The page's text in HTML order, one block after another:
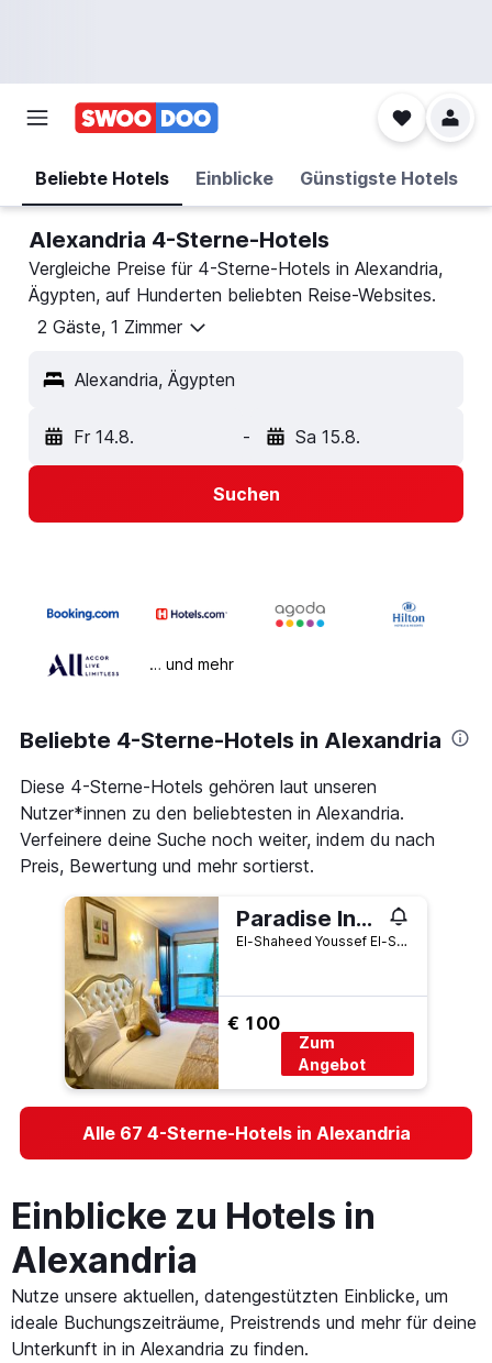
Beliebte Hotels Einblicke Günstigste Hotels
Alexandria 4-Sterne-Hotels
Vergleiche Preise für 4-Sterne-Hotels in Alexandria,
Ägypten, auf Hunderten beliebten Reise-Websites.
2 Gäste, 1 Zimmer
Alexandria, Ägypten
Fr 14.8. - Sa 15.8.
Suchen
… und mehr
Beliebte 4-Sterne-Hotels in Alexandria
Diese 4-Sterne-Hotels gehören laut unseren
Nutzer*innen zu den beliebtesten in Alexandria.
Verfeinere deine Suche noch weiter, indem du nach
Preis, Bewertung und mehr sortierst.
Paradise Inn Beach Resort Maamoura
El-Shaheed Youssef El-Sebaey, Al Mandarah Bahri, Montaza 2, Alexandria, Ägypten
€ 100
Zum
Angebot
Alle 67 4-Sterne-Hotels in Alexandria
Einblicke zu Hotels in
Alexandria
Nutze unsere aktuellen, datengestützten Einblicke, um
ideale Buchungszeiträume, Preistrends und mehr für deine
Unterkunft in in Alexandria zu finden.